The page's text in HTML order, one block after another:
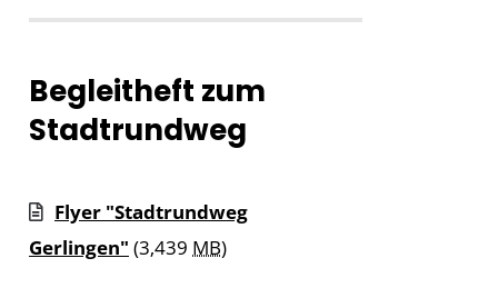
Begleitheft zum
Stadtrundweg
Flyer "Stadtrundweg
Gerlingen" (3,439 MB)